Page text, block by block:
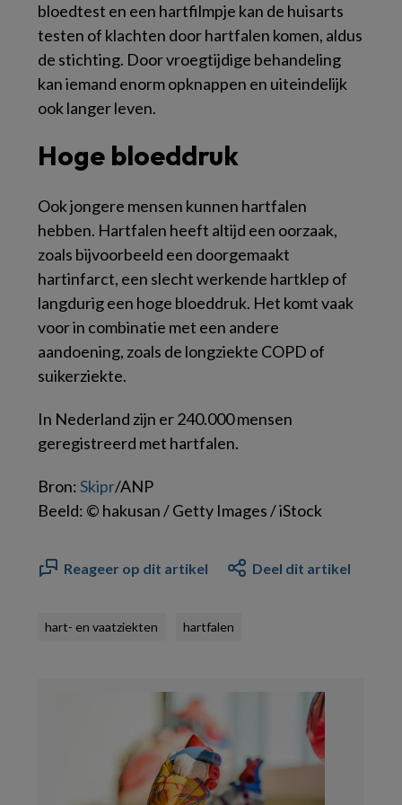
bloedtest en een hartfilmpje kan de huisarts
testen of klachten door hartfalen komen, aldus
de stichting. Door vroegtijdige behandeling
kan iemand enorm opknappen en uiteindelijk
ook langer leven.
Hoge bloeddruk
Ook jongere mensen kunnen hartfalen
hebben. Hartfalen heeft altijd een oorzaak,
zoals bijvoorbeeld een doorgemaakt
hartinfarct, een slecht werkende hartklep of
langdurig een hoge bloeddruk. Het komt vaak
voor in combinatie met een andere
aandoening, zoals de longziekte COPD of
suikerziekte.
In Nederland zijn er 240.000 mensen
geregistreerd met hartfalen.
Bron:Skipr/ANP
Beeld: © hakusan / Getty Images / iStock
Reageer op dit artikel Deel dit artikel
hart- en vaatziekten hartfalen